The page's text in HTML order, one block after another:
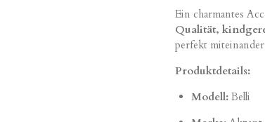
Ein charmantes
Qualität,
perfekt
Produktdetails:
Modell:Belli